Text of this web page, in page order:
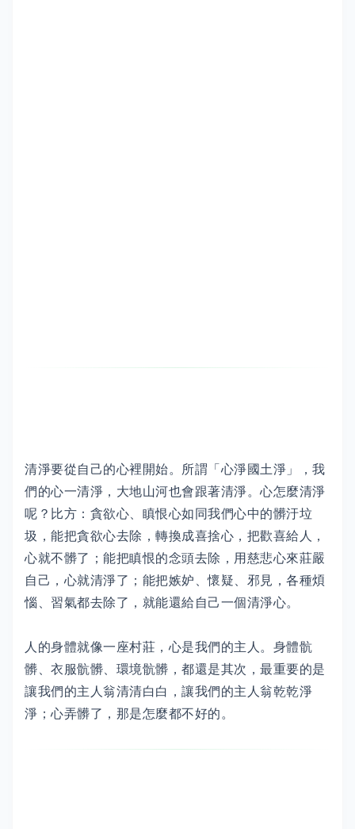
清淨要從自己的心裡開始。所謂「心淨國土淨」，我
們的心一清淨，大地山河也會跟著清淨。心怎麼清淨
呢？比方：貪欲心、瞋恨心如同我們心中的髒汙垃
圾，能把貪欲心去除，轉換成喜捨心，把歡喜給人，
心就不髒了；能把瞋恨的念頭去除，用慈悲心來莊嚴
自己，心就清淨了；能把嫉妒、懷疑、邪見，各種煩
惱、習氣都去除了，就能還給自己一個清淨心。
人的身體就像一座村莊，心是我們的主人。身體骯
髒、衣服骯髒、環境骯髒，都還是其次，最重要的是
讓我們的主人翁清清白白，讓我們的主人翁乾乾淨
淨；心弄髒了，那是怎麼都不好的。